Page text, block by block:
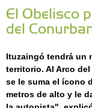
El Obelisco
del
Ituzaingó tendrá un
territorio. Al Arco
se le suma el ícono
metros de alto y le